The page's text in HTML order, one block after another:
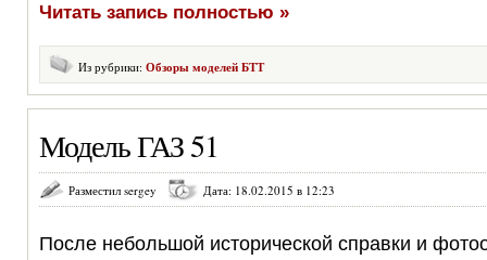
Читать запись полностью »
Из рубрики: Обзоры моделей БТТ
Модель ГАЗ 51
Разместил sergey Дата: 18.02.2015 в 12:23
После небольшой исторической справки и